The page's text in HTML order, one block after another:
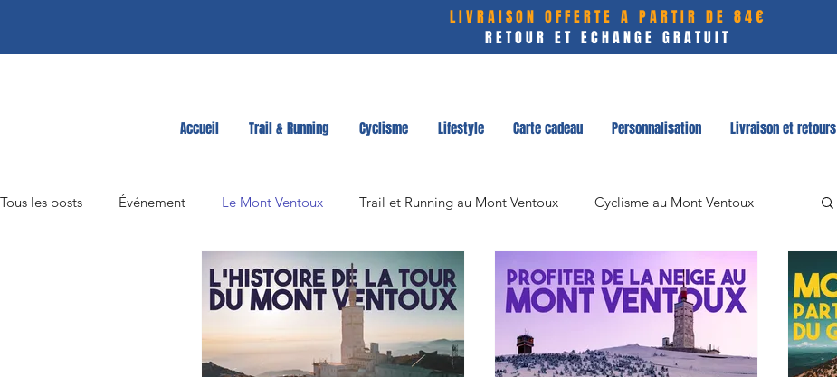
LIVRAISON OFFERTE A PARTIR DE 84€
RETOUR ET ECHANGE GRATUIT
Accueil Trail & Running Cyclisme Lifestyle Carte cadeau Personnalisation Livraison et retours
Tous les posts Événement Le Mont Ventoux Trail et Running au Mont Ventoux Cyclisme au Mont Ventoux